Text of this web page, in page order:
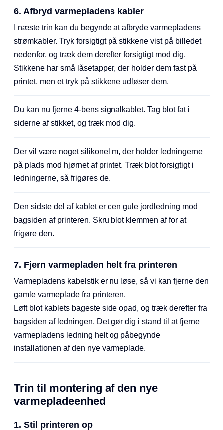
6. Afbryd varmepladens kabler
I næste trin kan du begynde at afbryde varmepladens
strømkabler. Tryk forsigtigt på stikkene vist på billedet
nedenfor, og træk dem derefter forsigtigt mod dig.
Stikkene har små låsetapper, der holder dem fast på
printet, men et tryk på stikkene udløser dem.
Du kan nu fjerne 4-bens signalkablet. Tag blot fat i
siderne af stikket, og træk mod dig.
Der vil være noget silikonelim, der holder ledningerne
på plads mod hjørnet af printet. Træk blot forsigtigt i
ledningerne, så frigøres de.
Den sidste del af kablet er den gule jordledning mod
bagsiden af printeren. Skru blot klemmen af for at
frigøre den.
7. Fjern varmepladen helt fra printeren
Varmepladens kabelstik er nu løse, så vi kan fjerne den
gamle varmeplade fra printeren.
Løft blot kablets bageste side opad, og træk derefter fra
bagsiden af ledningen. Det gør dig i stand til at fjerne
varmepladens ledning helt og påbegynde
installationen af den nye varmeplade.
Trin til montering af den nye
varmepladeenhed
1. Stil printeren op